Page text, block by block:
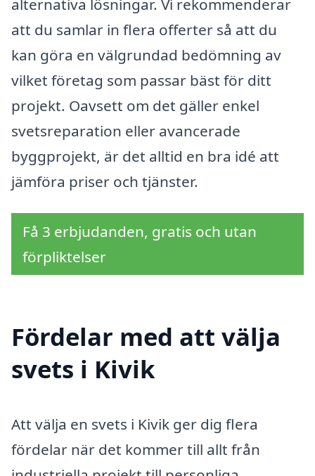
alternativa lösningar. Vi rekommenderar
att du samlar in flera offerter så att du
kan göra en välgrundad bedömning av
vilket företag som passar bäst för ditt
projekt. Oavsett om det gäller enkel
svetsreparation eller avancerade
byggprojekt, är det alltid en bra idé att
jämföra priser och tjänster.
Få 3 erbjudanden, gratis och utan
förpliktelser
Fördelar med att välja
svets i Kivik
Att välja en svets i Kivik ger dig flera
fördelar när det kommer till allt från